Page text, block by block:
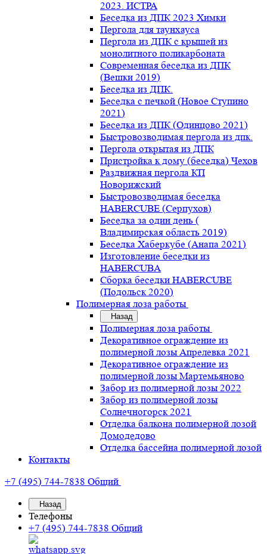
2023. ИСТРА
Беседка из ДПК 2023 Химки
Пергола для таунхауса
Пергола из ДПК с крышей из
монолитного поликарбоната
Современная беседка из ДПК
(Вешки 2019)
Беседка из ДПК.
Беседка с печкой (Новое Ступино
2021)
Беседка из ДПК (Одинцово 2021)
Быстровозводимая пергола из дпк.
Пергола открытая из ДПК
Пристройка к дому (беседка) Чехов
Раздвижная пергола КП
Новорижский
Быстровозводимая беседка
HABERCUBE (Серпухов)
Беседка за один день (
Владимирская область 2019)
Беседка Хаберкубе (Анапа 2021)
Изготовление беседки из
HABERCUBA
Сборка беседки HABERCUBE
(Подольск 2020)
Полимерная лоза работы
Назад
Полимерная лоза работы
Декоративное ограждение из
полимерной лозы Апрелевка 2021
Декоративное ограждение из
полимерной лозы Мартемьяново
Забор из полимерной лозы 2022
Забор из полимерной лозы
Солнечногорск 2021
Отделка балкона полимерной лозой
Домодедово
Отделка бассейна полимерной лозой
Контакты
+7 (495) 744-7838 Общий
Назад
Телефоны
+7 (495) 744-7838 Общий